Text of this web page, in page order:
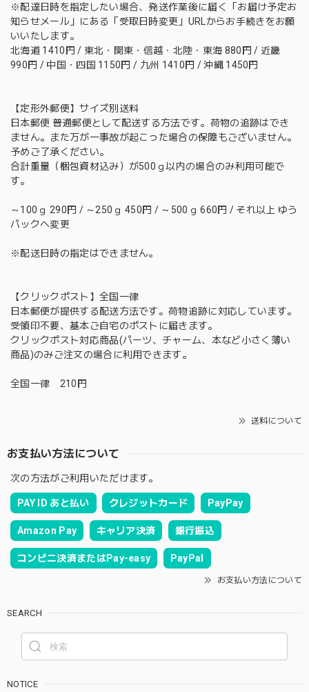
※配達日時を指定したい場合、発送作業後に届く「お届け予定お
知らせメール」にある「受取日時変更」URLからお手続きをお願
いいたします。
北海道 1410円 / 東北・関東・信越・北陸・東海 880円 / 近畿
990円 / 中国・四国 1150円 / 九州 1410円 / 沖縄 1450円
【定形外郵便】サイズ別送料
日本郵便 普通郵便として配送する方法です。荷物の追跡はでき
ません。また万が一事故が起こった場合の保障もございません。
予めご了承ください。
合計重量（梱包資材込み）が500ｇ以内の場合のみ利用可能で
す。
～100ｇ 290円 / ～250ｇ 450円 / ～500ｇ 660円 / それ以上 ゆう
パックへ変更
※配送日時の指定はできません。
【クリックポスト】全国一律
日本郵便が提供する配送方法です。荷物追跡に対応しています。
受領印不要、基本ご自宅のポストに届きます。
クリックポスト対応商品(パーツ、チャーム、本など小さく薄い
商品)のみご注文の場合に利用できます。
全国一律 210円
送料について
お支払い方法について
次の方法がご利用いただけます。
PAY ID あと払い クレジットカード PayPay
Amazon Pay キャリア決済 銀行振込
コンビニ決済またはPay-easy PayPal
お支払い方法について
SEARCH
NOTICE